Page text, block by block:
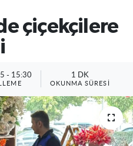
çiçekçilere
- 15:30 1 DK
OKUNMA SÜRESI
ve Fikstür